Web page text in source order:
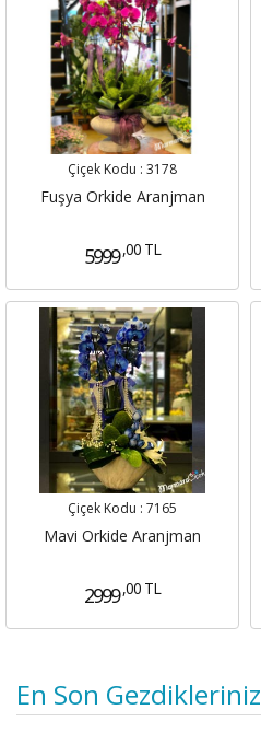
Çiçek Kodu : 3178
Fuşya Orkide Aranjman
5999 ,00 TL
Çiçek Kodu : 7165
Mavi Orkide Aranjman
2999 ,00 TL
En Son Gezdikleriniz